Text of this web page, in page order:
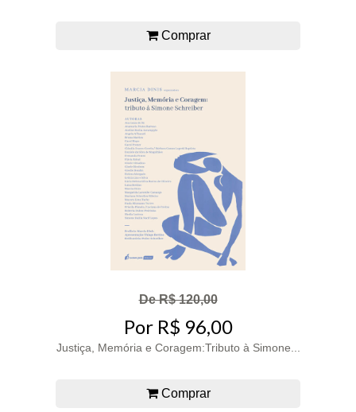
Comprar
De R$ 120,00
Por R$ 96,00
Justiça, Memória e Coragem:Tributo à Simone...
Comprar